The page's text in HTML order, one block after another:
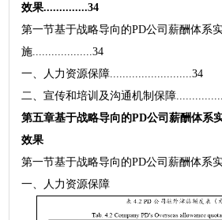
效果..............34
第一节基于战略导向的PD公司薪酬体系
施...................34
一、人力资源保障..........................34
二、宣传和培训及沟通机制保障
第五章基于战略导向的PD公司薪酬体系
效果
第一节基于战略导向的PD公司薪酬体系
一、人力资源保障